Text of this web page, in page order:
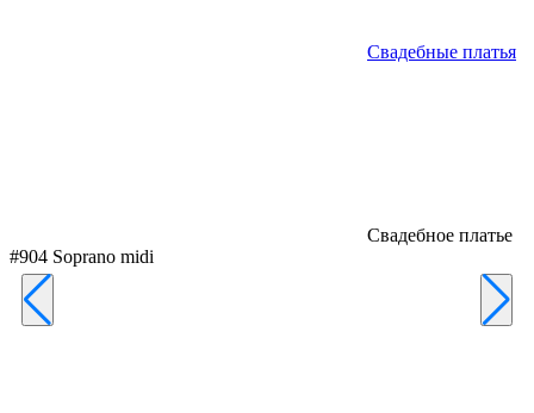
Свадебные платья
Свадебное платье
#904 Soprano midi